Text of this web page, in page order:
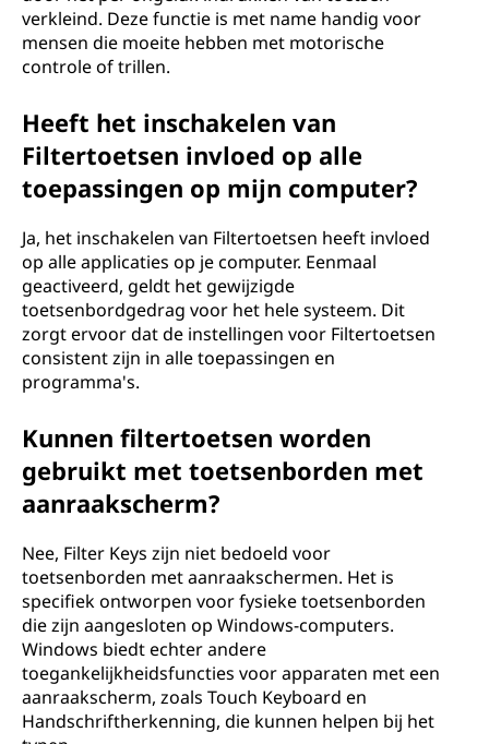
verkleind. Deze functie is met name handig voor
mensen die moeite hebben met motorische
controle of trillen.
Heeft het inschakelen van
Filtertoetsen invloed op alle
toepassingen op mijn computer?
Ja, het inschakelen van Filtertoetsen heeft invloed
op alle applicaties op je computer. Eenmaal
geactiveerd, geldt het gewijzigde
toetsenbordgedrag voor het hele systeem. Dit
zorgt ervoor dat de instellingen voor Filtertoetsen
consistent zijn in alle toepassingen en
programma's.
Kunnen filtertoetsen worden
gebruikt met toetsenborden met
aanraakscherm?
Nee, Filter Keys zijn niet bedoeld voor
toetsenborden met aanraakschermen. Het is
specifiek ontworpen voor fysieke toetsenborden
die zijn aangesloten op Windows-computers.
Windows biedt echter andere
toegankelijkheidsfuncties voor apparaten met een
aanraakscherm, zoals Touch Keyboard en
Handschriftherkenning, die kunnen helpen bij het